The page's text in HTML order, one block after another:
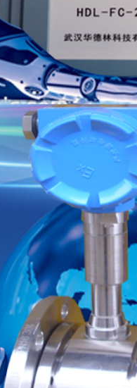
三、决策框架：如何平衡短
建议采用“需求分级+成本对
1
.
明确核心需求：根据使用
（≤10mg/m³），必须选
验证供应商口碑了解设
重”。
结论：优先长期经济性，
在经济下行期，企业的每
好、用得久”。选择时应
看反而更省钱、更省心。
因小失大。
武汉华德林科技有限公司
手持式粉尘检测仪，管道
版权所有 武汉华德林
网址：
电话：027-